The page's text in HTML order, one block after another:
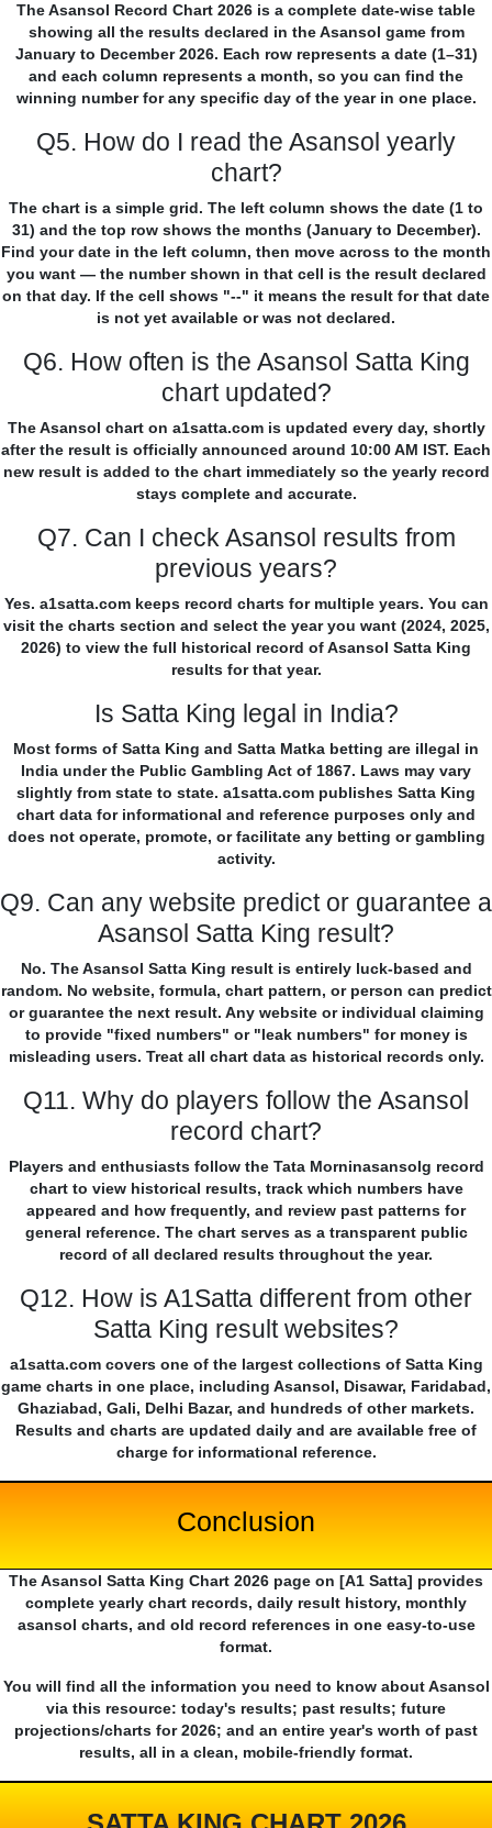
The Asansol Record Chart 2026 is a complete date-wise table
showing all the results declared in the Asansol game from
January to December 2026. Each row represents a date (1–31)
and each column represents a month, so you can find the
winning number for any specific day of the year in one place.
Q5. How do I read the Asansol yearly
chart?
The chart is a simple grid. The left column shows the date (1 to
31) and the top row shows the months (January to December).
Find your date in the left column, then move across to the month
you want — the number shown in that cell is the result declared
on that day. If the cell shows "--" it means the result for that date
is not yet available or was not declared.
Q6. How often is the Asansol Satta King
chart updated?
The Asansol chart on a1satta.com is updated every day, shortly
after the result is officially announced around 10:00 AM IST. Each
new result is added to the chart immediately so the yearly record
stays complete and accurate.
Q7. Can I check Asansol results from
previous years?
Yes. a1satta.com keeps record charts for multiple years. You can
visit the charts section and select the year you want (2024, 2025,
2026) to view the full historical record of Asansol Satta King
results for that year.
Is Satta King legal in India?
Most forms of Satta King and Satta Matka betting are illegal in
India under the Public Gambling Act of 1867. Laws may vary
slightly from state to state. a1satta.com publishes Satta King
chart data for informational and reference purposes only and
does not operate, promote, or facilitate any betting or gambling
activity.
Q9. Can any website predict or guarantee a
Asansol Satta King result?
No. The Asansol Satta King result is entirely luck-based and
random. No website, formula, chart pattern, or person can predict
or guarantee the next result. Any website or individual claiming
to provide "fixed numbers" or "leak numbers" for money is
misleading users. Treat all chart data as historical records only.
Q11. Why do players follow the Asansol
record chart?
Players and enthusiasts follow the Tata Morninasansolg record
chart to view historical results, track which numbers have
appeared and how frequently, and review past patterns for
general reference. The chart serves as a transparent public
record of all declared results throughout the year.
Q12. How is A1Satta different from other
Satta King result websites?
a1satta.com covers one of the largest collections of Satta King
game charts in one place, including Asansol, Disawar, Faridabad,
Ghaziabad, Gali, Delhi Bazar, and hundreds of other markets.
Results and charts are updated daily and are available free of
charge for informational reference.
Conclusion
The Asansol Satta King Chart 2026 page on [A1 Satta] provides
complete yearly chart records, daily result history, monthly
asansol charts, and old record references in one easy-to-use
format.
You will find all the information you need to know about Asansol
via this resource: today's results; past results; future
projections/charts for 2026; and an entire year's worth of past
results, all in a clean, mobile-friendly format.